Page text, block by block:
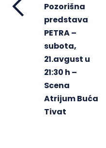
Pozorišna
predstava
PETRA –
subota,
21.avgust u
21:30 h –
Scena
Atrijum Buća
Tivat